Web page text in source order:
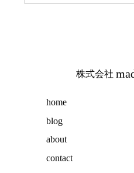
株式会社
home
blog
about
contact